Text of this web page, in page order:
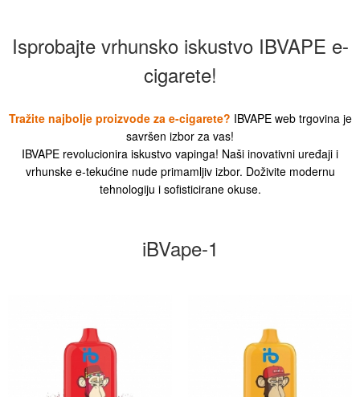
Isprobajte vrhunsko iskustvo IBVAPE e-
cigarete!
Tražite najbolje proizvode za e-cigarete? IBVAPE web trgovina je
savršen izbor za vas!
IBVAPE revolucionira iskustvo vapinga! Naši inovativni uređaji i
vrhunske e-tekućine nude primamljiv izbor. Doživite modernu
tehnologiju i sofisticirane okuse.
iBVape-1